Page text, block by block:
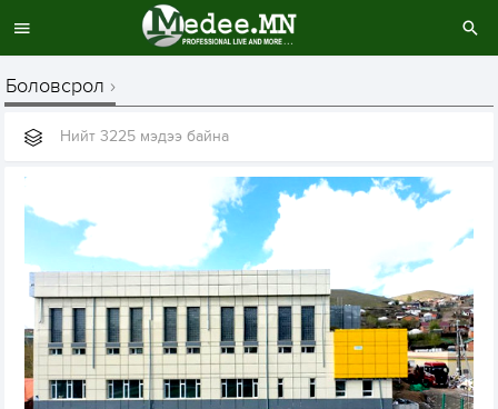
Боловсрол
Нийт 3225 мэдээ байна